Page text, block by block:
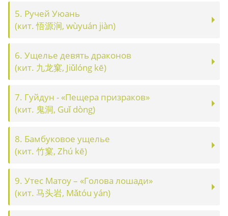
5. Ручей Уюань
(кит. 悟源涧, wùyuán jiàn)
6. Ущелье девять драконов
(кит. 九龙窠, Jiǔlóng kē)
7. Гуйдун - «Пещера призраков»
(кит. 鬼洞, Guǐ dòng)
8. Бамбуковое ущелье
(кит. 竹窠, Zhú kē)
9. Утес Матоу – «Голова лошади»
(кит. 马头岩, Mǎtóu yán)